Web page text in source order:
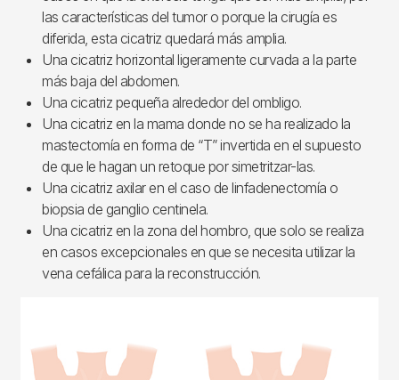
las características del tumor o porque la cirugía es
diferida, esta cicatriz quedará más amplia.
Una cicatriz horizontal ligeramente curvada a la parte
más baja del abdomen.
Una cicatriz pequeña alrededor del ombligo.
Una cicatriz en la mama donde no se ha realizado la
mastectomía en forma de “T” invertida en el supuesto
de que le hagan un retoque por simetritzar-las.
Una cicatriz axilar en el caso de linfadenectomía o
biopsia de ganglio centinela.
Una cicatriz en la zona del hombro, que solo se realiza
en casos excepcionales en que se necesita utilizar la
vena cefálica para la reconstrucción.